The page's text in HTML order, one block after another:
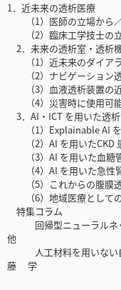
1．近未来の透析医療
（1）医師の立場から
（2）臨床工学技士の
2．未来の透析室・透析
（1）近未来のダイアラ
（2）ナビゲーション透
（3）血液透析装置の
（4）災害時に使用可能
3．AI・ICT を用いた透
（1）Explainable AI を
（2）AI を用いたCKD
（3）AI を用いた血糖
（4）AI を用いた急性
（5）これからの腹膜
（6）地域医療として
特集コラム
回帰型ニューラルネッ
他
人工材料を用いない自
藤 学